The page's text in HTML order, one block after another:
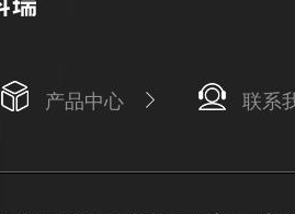
产品中心 联系